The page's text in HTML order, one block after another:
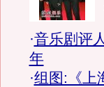
·音乐剧评
年
·组图:《上